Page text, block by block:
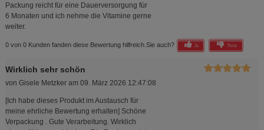
Packung reicht für eine Dauerversorgung für
6 Monaten und ich nehme die Vitamine gerne
weiter.
0 von 0 Kunden fanden diese Bewertung hilfreich. Sie auch? Ja Nein
Wirklich sehr schön
von Gisele Metzkeram 09. März 2026 12:47:08
[Ich habe dieses Produkt im Austausch für
meine ehrliche Bewertung erhalten] Schöne
Verpackung . Gute Verarbeitung. Wirklich